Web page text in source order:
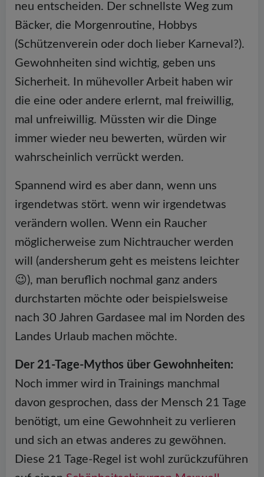
neu entscheiden. Der schnellste Weg zum
Bäcker, die Morgenroutine, Hobbys
(Schützenverein oder doch lieber Karneval?).
Gewohnheiten sind wichtig, geben uns
Sicherheit. In mühevoller Arbeit haben wir
die eine oder andere erlernt, mal freiwillig,
mal unfreiwillig. Müssten wir die Dinge
immer wieder neu bewerten, würden wir
wahrscheinlich verrückt werden.
Spannend wird es aber dann, wenn uns
irgendetwas stört. wenn wir irgendetwas
verändern wollen. Wenn ein Raucher
möglicherweise zum Nichtraucher werden
will (andersherum geht es meistens leichter
😉), man beruflich nochmal ganz anders
durchstarten möchte oder beispielsweise
nach 30 Jahren Gardasee mal im Norden des
Landes Urlaub machen möchte.
Der 21-Tage-Mythos über Gewohnheiten:
Noch immer wird in Trainings manchmal
davon gesprochen, dass der Mensch 21 Tage
benötigt, um eine Gewohnheit zu verlieren
und sich an etwas anderes zu gewöhnen.
Diese 21 Tage-Regel ist wohl zurückzuführen